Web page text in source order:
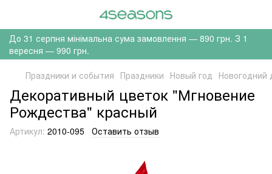
До 31 серпня мінімальна сума замовлення — 890 грн. З 1
вересня — 990 грн.
Праздники и события Праздники Новый год Новогодний
Декоративный цветок "Мгновение
Рождества" красный
Артикул: 2010-095 Оставить отзыв